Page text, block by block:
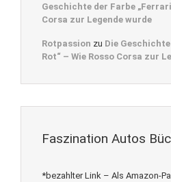
Geschichte der Farbe
Corsa zur Legende wurde
Rotpassion zu Die
Rot“ – Wie Rosso Corsa zur
Faszination Autos
*bezahlter Link – Als Amazon-